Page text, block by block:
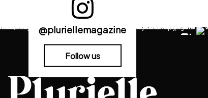
@pluriellemagazine
Follow us